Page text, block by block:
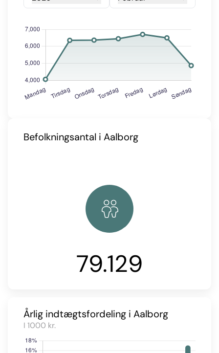
Befolkningsantal i Aalborg
79.129
Årlig indtægtsfordeling i Aalborg
I 1000 kr.